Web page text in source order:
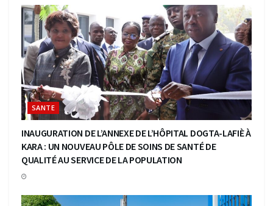
SANTE
INAUGURATION DE L’ANNEXE DE L’HÔPITAL DOGTA-LAFIÈ À
KARA : UN NOUVEAU PÔLE DE SOINS DE SANTÉ DE
QUALITÉ AU SERVICE DE LA POPULATION